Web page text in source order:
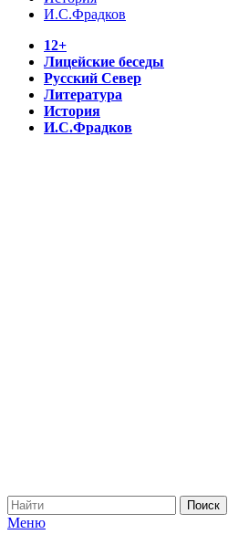
И.С.Фрадков
12+
Лицейские беседы
Русский Север
Литература
История
И.С.Фрадков
Меню